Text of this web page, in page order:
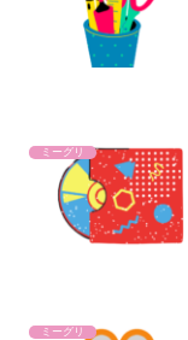
ミーグリ
ミーグリ